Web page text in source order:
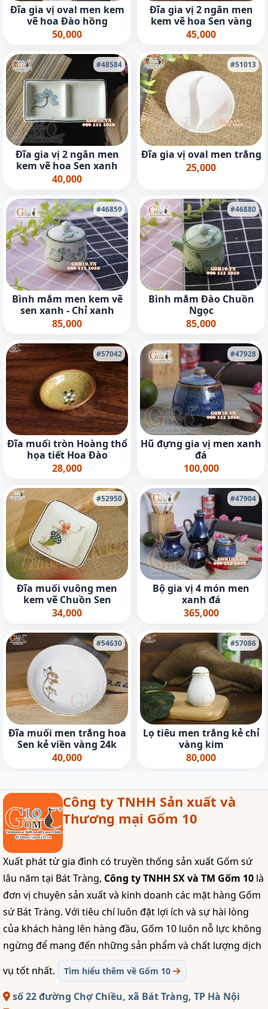
Đĩa gia vị oval men kem
vẽ hoa Đào hồng
50,000
Đĩa gia vị 2 ngăn men
kem vẽ hoa Sen vàng
45,000
#48584
Đĩa gia vị 2 ngăn men
kem vẽ hoa Sen xanh
40,000
#51013
Đĩa gia vị oval men trắng
25,000
#46859
Bình mắm men kem vẽ
sen xanh - Chỉ xanh
85,000
#46880
Bình mắm Đào Chuồn
Ngọc
85,000
#57042
Đĩa muối tròn Hoàng thổ
họa tiết Hoa Đào
28,000
#47928
Hũ đựng gia vị men xanh
đá
100,000
#52950
Đĩa muối vuông men
kem vẽ Chuồn Sen
34,000
#47904
Bộ gia vị 4 món men
xanh đá
365,000
#54630
Đĩa muối men trắng hoa
Sen kẻ viền vàng 24k
40,000
#57086
Lọ tiêu men trắng kẻ chỉ
vàng kim
80,000
Công ty TNHH Sản xuất và
Thương mại Gốm 10
Xuất phát từ gia đình có truyền thống sản xuất Gốm sứ
lâu năm tại Bát Tràng, Công ty TNHH SX và TM Gốm 10 là
đơn vị chuyên sản xuất và kinh doanh các mặt hàng Gốm
sứ Bát Tràng. Với tiêu chí luôn đặt lợi ích và sự hài lòng
của khách hàng lên hàng đầu, Gốm 10 luôn nỗ lực không
ngừng để mang đến những sản phẩm và chất lượng dịch
vụ tốt nhất.
Tìm hiểu thêm về Gốm 10
số 22 đường Chợ Chiều, xã Bát Tràng, TP Hà Nội